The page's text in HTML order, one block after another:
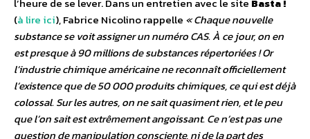
l’heure de se lever. Dans un entretien avec le site Basta !
(à lire ici), Fabrice Nicolino rappelle « Chaque nouvelle
substance se voit assigner un numéro CAS. À ce jour, on en
est presque à 90 millions de substances répertoriées ! Or
l’industrie chimique américaine ne reconnaît officiellement
l’existence que de 50 000 produits chimiques, ce qui est déjà
colossal. Sur les autres, on ne sait quasiment rien, et le peu
que l’on sait est extrêmement angoissant. Ce n’est pas une
question de manipulation consciente, ni de la part des